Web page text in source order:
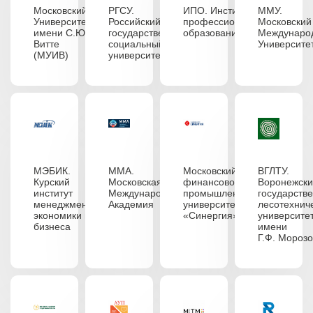
Московский
Университет
имени С.Ю.
Витте
(МУИВ)
РГСУ.
Российский
государственный
социальный
университет
ИПО. Институт
профессионального
образования
ММУ.
Московский
МЭБИК.
Курский
институт
менеджмента,
экономики и
бизнеса
ММА.
Московская
Международная
Академия
Московский
финансово-
промышленный
университет
«Синергия»
ВГЛТУ.
имени
Г.Ф.